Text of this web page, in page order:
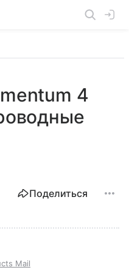
4
Поделиться
Mail